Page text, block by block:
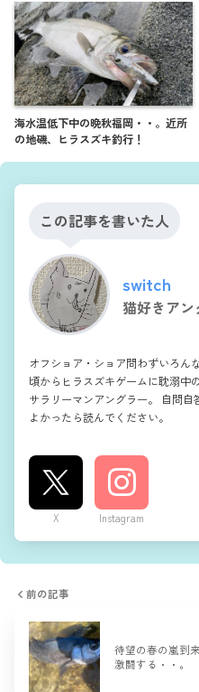
海水温低下中の晩秋福岡・・。近所
の地磯、ヒラスズキ釣行！
この記事を書いた人
switch
猫好きアン
オフショア・ショア問わずいろん
頃からヒラスズキゲームに耽溺中
サラリーマンアングラー。 自問自
よかったら読んでください。
X Instagram
前の記事
待望の春の嵐到
激闘する・・。